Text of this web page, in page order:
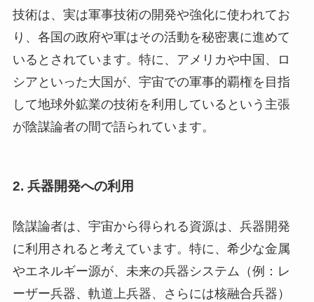
技術は、実は軍事技術の開発や強化に使われてお
り、各国の政府や軍はその活動を秘密裏に進めて
いるとされています。特に、アメリカや中国、ロ
シアといった大国が、宇宙での軍事的覇権を目指
して地球外鉱業の技術を利用しているという主張
が陰謀論者の間で語られています。
2. 兵器開発への利用
陰謀論者は、宇宙から得られる資源は、兵器開発
に利用されると考えています。特に、希少な金属
やエネルギー源が、未来の兵器システム（例：レ
ーザー兵器、軌道上兵器、さらには核融合兵器）